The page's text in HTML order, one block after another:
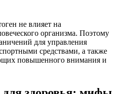
не влияет на
организма. Поэтому
для управления
средствами, а также
повышенного внимания и